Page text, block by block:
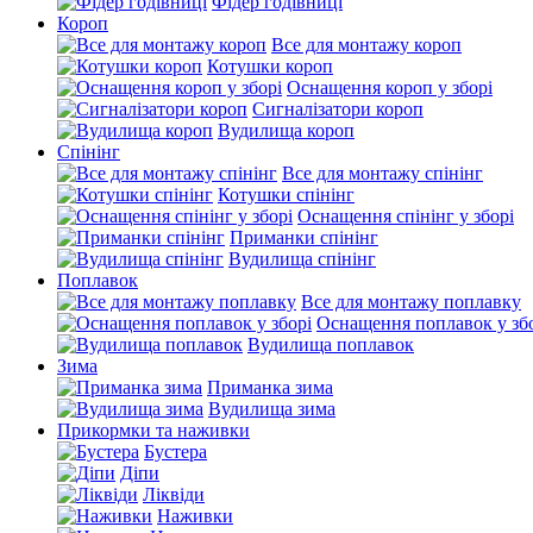
Короп
Все для монтажу короп
Котушки короп
Оснащення короп у зборі
Сигналізатори короп
Вудилища короп
Спінінг
Все для монтажу спінінг
Котушки спінінг
Оснащення спінінг у зборі
Приманки спінінг
Вудилища спінінг
Поплавок
Все для монтажу поплавку
Оснащення поплавок у
Вудилища поплавок
Зима
Приманка зима
Вудилища зима
Прикормки та наживки
Бустера
Діпи
Ліквіди
Наживки